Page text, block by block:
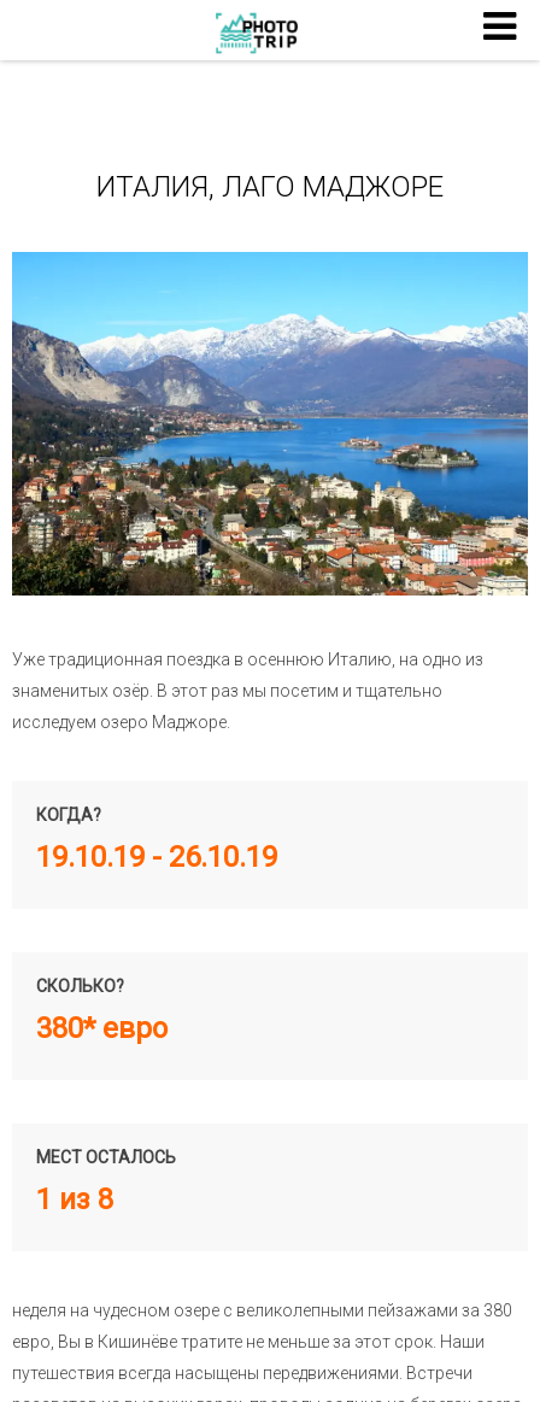
ИТАЛИЯ, ЛАГО МАДЖОРЕ
Уже традиционная поездка в осеннюю Италию, на одно из
знаменитых озёр. В этот раз мы посетим и тщательно
исследуем озеро Маджоре.
КОГДА?
19.10.19 - 26.10.19
СКОЛЬКО?
380* евро
МЕСТ ОСТАЛОСЬ
1 из 8
неделя на чудесном озере с великолепными пейзажами за 380
евро, Вы в Кишинёве тратите не меньше за этот срок. Наши
путешествия всегда насыщены передвижениями. Встречи